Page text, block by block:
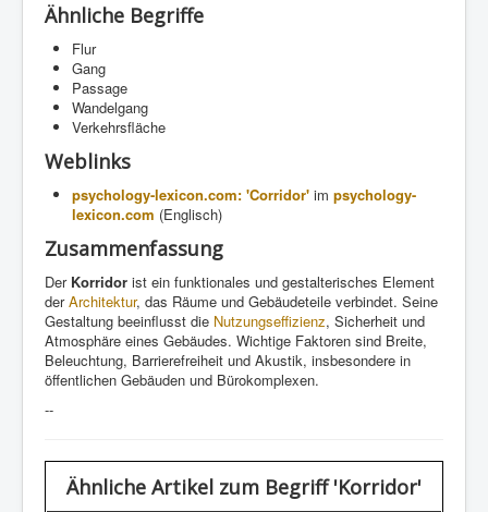
Ähnliche Begriffe
Flur
Gang
Passage
Wandelgang
Verkehrsfläche
Weblinks
psychology-lexicon.com: 'Corridor' im psychology-
lexicon.com (Englisch)
Zusammenfassung
Der Korridor ist ein funktionales und gestalterisches Element
derArchitektur, das Räume und Gebäudeteile verbindet. Seine
Gestaltung beeinflusst die Nutzungseffizienz, Sicherheit und
Atmosphäre eines Gebäudes. Wichtige Faktoren sind Breite,
Beleuchtung, Barrierefreiheit und Akustik, insbesondere in
öffentlichen Gebäuden und Bürokomplexen.
--
Ähnliche Artikel zum Begriff 'Korridor'